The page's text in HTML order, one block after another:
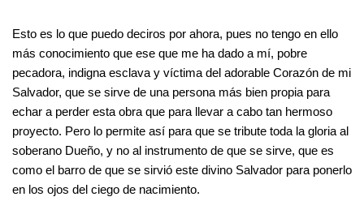
Esto es lo que puedo deciros por ahora, pues no tengo en ello
más conocimiento que ese que me ha dado a mí, pobre
pecadora, indigna esclava y víctima del adorable Corazón de mi
Salvador, que se sirve de una persona más bien propia para
echar a perder esta obra que para llevar a cabo tan hermoso
proyecto. Pero lo permite así para que se tribute toda la gloria al
soberano Dueño, y no al instrumento de que se sirve, que es
como el barro de que se sirvió este divino Salvador para ponerlo
en los ojos del ciego de nacimiento.